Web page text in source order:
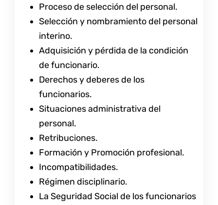
Proceso de selección del personal.
Selección y nombramiento del personal
interino.
Adquisición y pérdida de la condición
de funcionario.
Derechos y deberes de los
funcionarios.
Situaciones administrativa del
personal.
Retribuciones.
Formación y Promoción profesional.
Incompatibilidades.
Régimen disciplinario.
La Seguridad Social de los funcionarios